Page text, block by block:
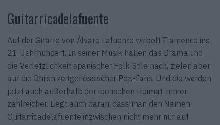
Guitarricadelafuente
Auf der Gitarre von Álvaro Lafuente wirbelt Flamenco ins
21. Jahrhundert. In seiner Musik hallen das Drama und
die Verletzlichkeit spanischer Folk-Stile nach, zielen aber
auf die Ohren zeitgenössischer Pop-Fans. Und die werden
jetzt auch außerhalb der iberischen Heimat immer
zahlreicher. Liegt auch daran, dass man den Namen
Guitarricadelafuente inzwischen nicht mehr nur auf